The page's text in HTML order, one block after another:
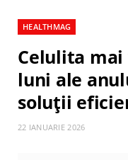
HEALTHMAG
Celulita
luni ale
soluții
22 IANUARIE 2026